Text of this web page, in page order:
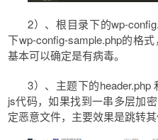
2）、根目录下的wp-
下wp-config-sample.php的格
基本可以确定是有病毒。
3）、主题下的header.php
js代码，如果找到一串多层加
定恶意文件，主要效果是跳转其